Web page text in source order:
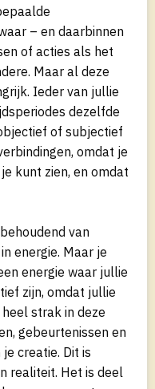
– en daarbinnen
of acties als het
Maar al deze
Ieder van jullie
dezelfde
of subjectief
omdat je
kunt zien, en omdat
van
energie. Maar je
energie waar jullie
zijn, omdat jullie
strak in deze
gebeurtenissen en
creatie. Dit is
realiteit. Het is deel